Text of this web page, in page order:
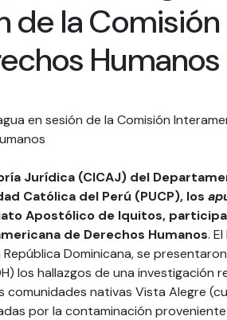
de la Comisión
Humanos
Jurídica (CICAJ) del
Católica del Perú (PUCP), los
Apostólico de Iquitos,
de Derechos Humanos.
Dominicana, se
los hallazgos de una investigación
comunidades nativas Vista Alegre
por la contaminación